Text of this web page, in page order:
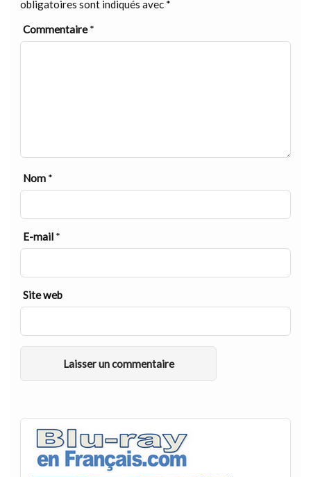
obligatoires sont indiqués avec *
Commentaire*
Nom *
E-mail *
Site web